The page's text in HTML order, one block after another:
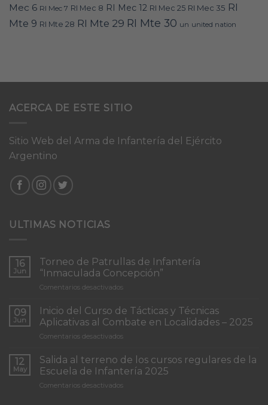
Mec 6 RI Mec 7 RI Mec 8 RI Mec 12 RI Mec 25 RI Mec 35 RI
Mte 9 RI Mte 28 RI Mte 29 RI Mte 30 un united nation
ACERCA DE ESTE SITIO
Sitio Web del Arma de Infantería del Ejército
Argentino
ULTIMAS NOTICIAS
16
Jun
Torneo de Patrullas de Infantería
“Inmaculada Concepción”
Comentarios desactivadosen
de
Patrullas
de
Infantería
Concepción”
09
Jun
Inicio del Curso de Tácticas y Técnicas
Aplicativas al Combate en Localidades – 2025
Comentarios desactivadosen
del
Curso
de
Tácticas
12
May
Salida al terreno de los cursos regulares de la
Escuela de Infantería 2025
Comentarios desactivadosen